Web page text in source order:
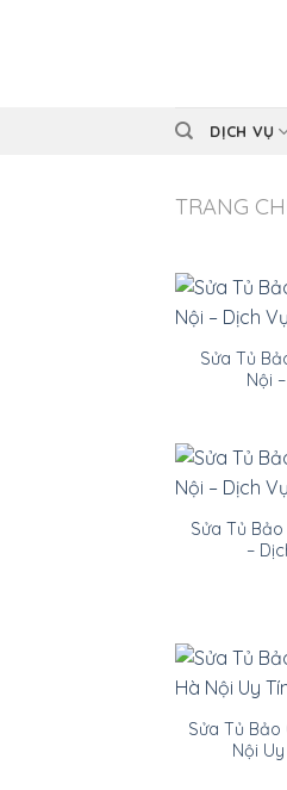
DỊCH VỤ
TRANG
Sửa Tủ
Nội
Sửa Tủ
–
Sửa Tủ
Nội